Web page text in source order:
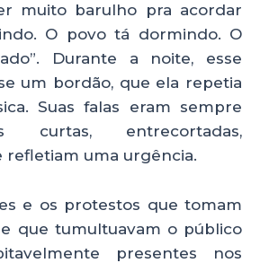
muito barulho pra acordar
O povo tá dormindo. O
Durante a noite, esse
um bordão, que ela repetia
Suas falas eram sempre
curtas, entrecortadas,
refletiam uma urgência.
e os protestos que tomam
que tumultuavam o público
presentes nos